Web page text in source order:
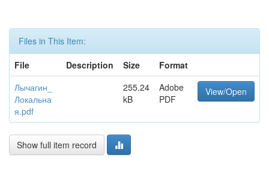
Files in This Item:
File
Description Size
Format
Лычагин_
Локальна
я.pdf
255.24
kB
Adobe
PDF
View/Open
Show full item record